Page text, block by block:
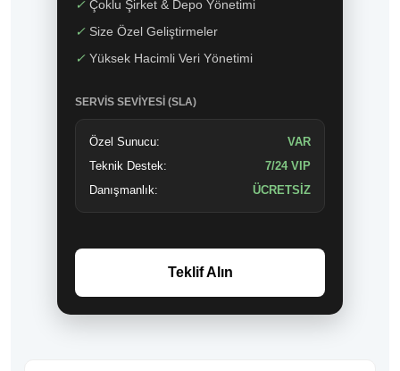
✓ Çoklu Şirket & Depo Yönetimi
✓ Size Özel Geliştirmeler
✓ Yüksek Hacimli Veri Yönetimi
SERVIS SEVIYESI (SLA)
Özel Sunucu:
VAR
Teknik Destek:
7/24 VIP
Danışmanlık:
ÜCRETSİZ
Teklif Alın